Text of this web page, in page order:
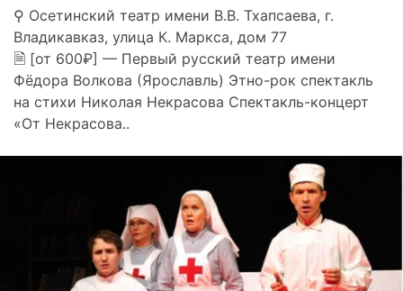
⚲ Осетинский театр имени В.В. Тхапсаева, г.
Владикавказ, улица К. Маркса, дом 77
🗎 [от 600₽] — Первый русский театр имени
Фёдора Волкова (Ярославль) Этно-рок спектакль
на стихи Николая Некрасова Спектакль-концерт
«От Некрасова..